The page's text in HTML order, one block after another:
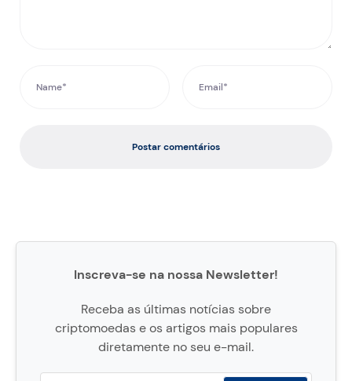
Postar comentários
Inscreva-se na nossa Newsletter!
Receba as últimas notícias sobre
criptomoedas e os artigos mais populares
diretamente no seu e-mail.